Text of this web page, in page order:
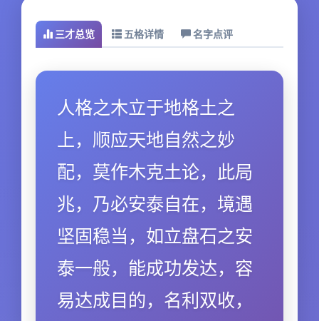
三才总览 五格详情 名字点评
人格之木立于地格土之
上，顺应天地自然之妙
配，莫作木克土论，此局
兆，乃必安泰自在，境遇
坚固稳当，如立盘石之安
泰一般，能成功发达，容
易达成目的，名利双收，